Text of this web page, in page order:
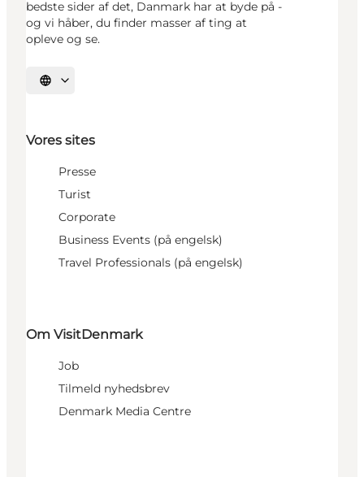
bedste sider af det, Danmark har at byde på -
og vi håber, du finder masser af ting at
opleve og se.
Vælg sprog
Vores sites
Presse
Turist
Corporate
Business Events (på engelsk)
Travel Professionals (på engelsk)
Om VisitDenmark
Job
Tilmeld nyhedsbrev
Denmark Media Centre